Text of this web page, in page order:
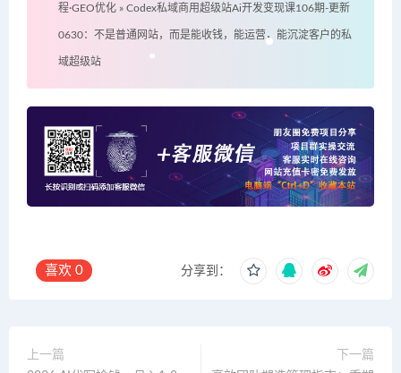
程·GEO优化 » Codex私域商用超级站Ai开发变现课106期-更新
0630：不是普通网站，而是能收钱，能运营，能沉淀客户的私
域超级站
喜欢 0 分享到：
上一篇
下一篇